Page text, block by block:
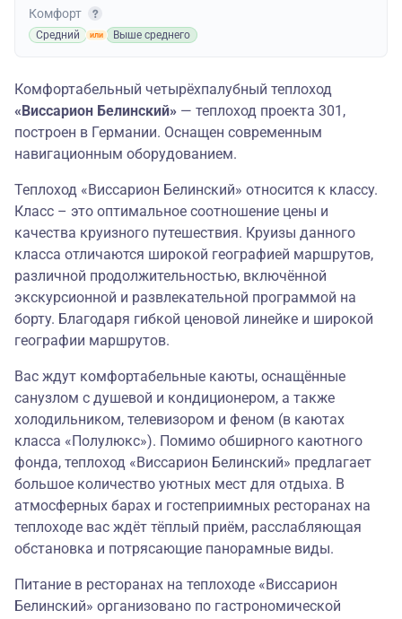
Комфорт
Средний Выше среднего
Комфортабельный четырёхпалубный теплоход
«Виссарион Белинский» — теплоход проекта 301,
построен в Германии. Оснащен современным
навигационным оборудованием.
Теплоход «Виссарион Белинский» относится к классу.
Класс – это оптимальное соотношение цены и
качества круизного путешествия. Круизы данного
класса отличаются широкой географией маршрутов,
различной продолжительностью, включённой
экскурсионной и развлекательной программой на
борту. Благодаря гибкой ценовой линейке и широкой
географии маршрутов.
Вас ждут комфортабельные каюты, оснащённые
санузлом с душевой и кондиционером, а также
холодильником, телевизором и феном (в каютах
класса «Полулюкс»). Помимо обширного каютного
фонда, теплоход «Виссарион Белинский» предлагает
большое количество уютных мест для отдыха. В
атмосферных барах и гостеприимных ресторанах на
теплоходе вас ждёт тёплый приём, расслабляющая
обстановка и потрясающие панорамные виды.
Питание в ресторанах на теплоходе «Виссарион
Белинский» организовано по гастрономической